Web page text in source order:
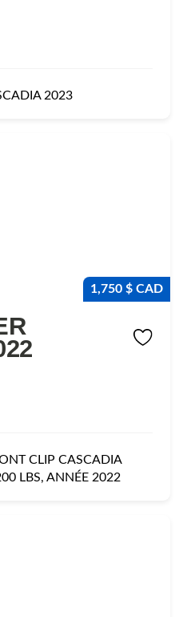
2023
1,750 $ CAD
CLIP CASCADIA
LBS, ANNÉE 2022